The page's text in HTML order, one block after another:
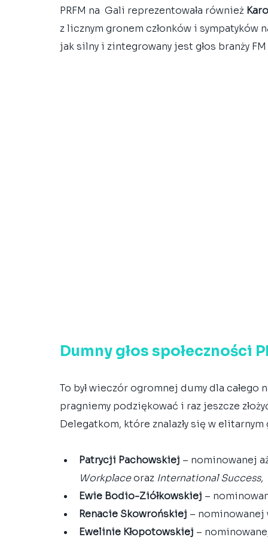
PRFM na  Gali reprezentowała również
z licznym gronem członków i sympatyków
jak silny i zintegrowany jest głos branży
Dumny głos społeczności
To był wieczór ogromnej dumy dla całego
pragniemy podziękować i raz jeszcze
Delegatkom, które znalazły się w
Patrycji Pachowskiej – nominowanej
Workplace oraz International Success,
Ewie Bodio-Ziółkowskiej –
Renacie Skowrońskiej –
Ewelinie Kłopotowskiej –